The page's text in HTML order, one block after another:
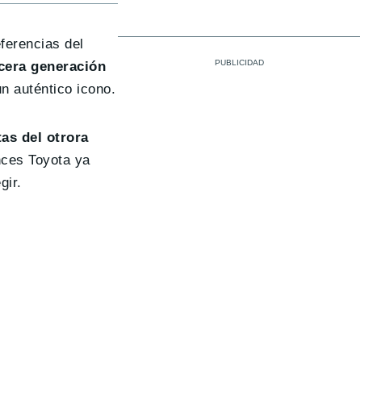
del
generación
auténtico icono.
del otrora
Toyota ya